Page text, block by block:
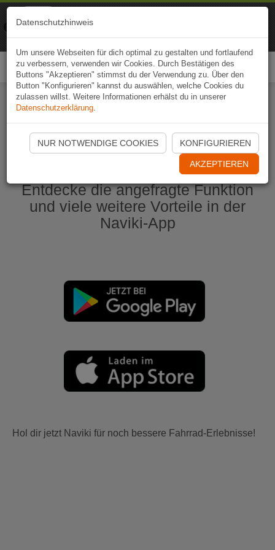
Naviki App jetzt öffnen
Entdecke die angefragte Funktion
und viele weitere Vorteile in der
Naviki-App
Hol dir jetzt Naviki für noch bessere Fahrrad-Erlebnisse!
Datenschutzhinweis
Um unsere Webseiten für dich optimal zu gestalten und fortlaufend
zu verbessern, verwenden wir Cookies. Durch Bestätigen des
Buttons "Akzeptieren" stimmst du der Verwendung zu. Über den
Button "Konfigurieren" kannst du auswählen, welche Cookies du
zulassen willst. Weitere Informationen erhälst du in unserer
Datenschutzerklärung.
NUR NOTWENDIGE COOKIES KONFIGURIEREN
AKZEPTIEREN
Naviki